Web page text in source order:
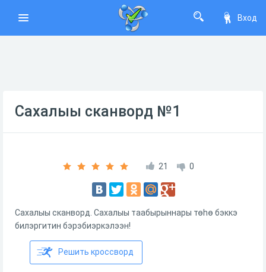
Вход
Сахалыы сканворд №1
21 0
Сахалыы сканворд. Сахалыы таабырыннары төhө бэккэ
билэргитин бэрэбиэркэлээн!
Решить кроссворд